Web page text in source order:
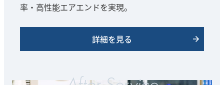
率・高性能エアエンドを実現。
詳細を見る